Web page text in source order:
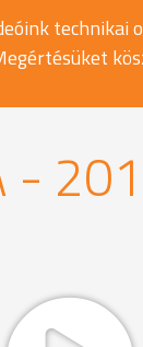
technikai
-